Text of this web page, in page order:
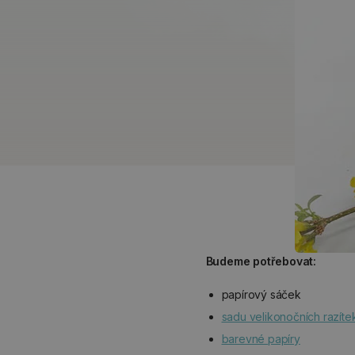
Budeme potřebovat:
papírový sáček
sadu velikonočních
barevné papíry